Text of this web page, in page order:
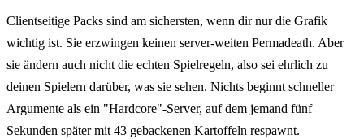
Clientseitige Packs sind am sichersten, wenn dir nur die Grafik
wichtig ist. Sie erzwingen keinen server-weiten Permadeath. Aber
sie ändern auch nicht die echten Spielregeln, also sei ehrlich zu
deinen Spielern darüber, was sie sehen. Nichts beginnt schneller
Argumente als ein "Hardcore"-Server, auf dem jemand fünf
Sekunden später mit 43 gebackenen Kartoffeln respawnt.